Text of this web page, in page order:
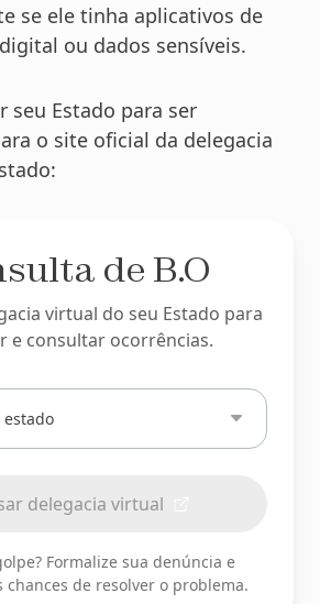
se ele tinha aplicativos de
ou dados sensíveis.
seu Estado para ser
o site oficial da delegacia
de B.O
virtual do seu Estado para
e consultar ocorrências.
delegacia virtual
Formalize sua denúncia e
chances de resolver o problema.